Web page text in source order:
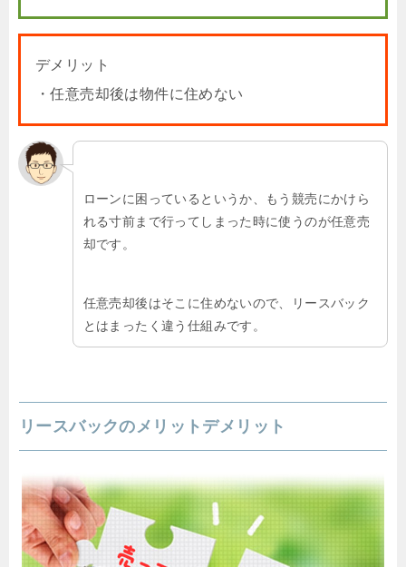
デメリット
・任意売却後は物件に住めない
ローンに困っているというか、もう競売にかけら
れる寸前まで行ってしまった時に使うのが任意売
却です。
任意売却後はそこに住めないので、リースバック
とはまったく違う仕組みです。
リースバックのメリットデメリット